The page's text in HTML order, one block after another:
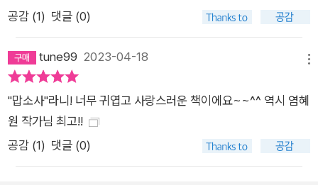
어 읽으면 읽을수록 리듬감이 생생하게 느껴지는 단어와 단어, 문
물흐물, 물컹물컹, 불끈불끈, 허겁지겁, 미끌미끌, 꼬질꼬질, 끈적
끈적, 철벅철벅, 드르렁드르렁, 쌩쌩, 꽈당’처럼 반복적인 운율이
이 맞닥뜨린 상황과 감정을 백 마디 말보다 효과적이고 재미있게
보여 준다. 어린이책 작가이자 시인인 저자가 빚어낸 글의 재미를
살리기 위해 고심한 역자의 공력이 무척 돋보인다. 《맙소사, 나의
공감 (1) 댓글 (0)
tune99 2023-04-18
"맙소사"라니! 너무 귀엽고 사랑스러운 책이에요~~^^ 역시 염혜
원 작가님 최고!!
공감 (1) 댓글 (0)